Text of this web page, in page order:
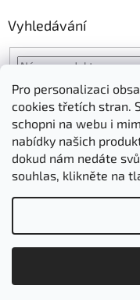
Pro personalizaci
cookies třetích stran.
schopni na webu i
nabídky našich
dokud nám nedáte
souhlas, klikněte na
Vyhledávání
O nás